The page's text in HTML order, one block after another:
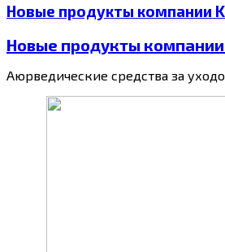
Новые продукты компании
Новые продукты
Аюрведические средства за